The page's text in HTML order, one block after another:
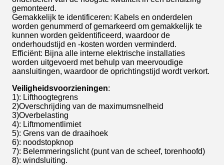
gemonteerd.
Gemakkelijk te identificeren: Kabels en onderdelen
worden genummerd of gemarkeerd om gemakkelijk te
kunnen worden geïdentificeerd, waardoor de
onderhoudstijd en -kosten worden verminderd.
Efficiënt: Bijna alle interne elektrische installaties
worden uitgevoerd met behulp van meervoudige
aansluitingen, waardoor de oprichtingstijd wordt verkort.
Veiligheidsvoorzieningen:
1): Lifthoogtegrens
2)Overschrijding van de maximumsnelheid
3)Overbelasting
4): Liftmomentlimiet
5): Grens van de draaihoek
6): noodstopknop
7): Belemmeringslicht (punt van de scheef, torenhoofd)
8): windsluiting.